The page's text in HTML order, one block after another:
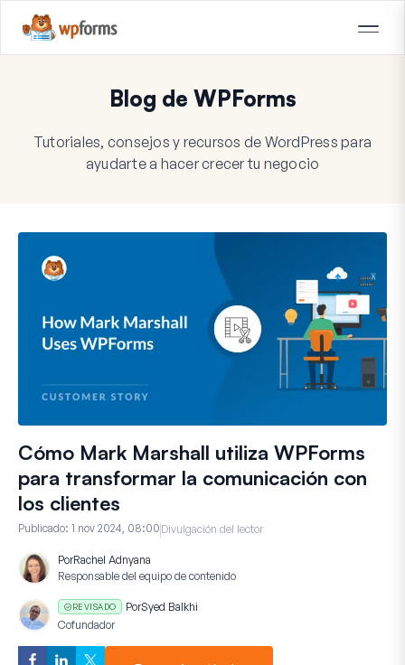
Blog de WPForms
Tutoriales, consejos y recursos de WordPress para
ayudarte a hacer crecer tu negocio
Cómo Mark Marshall utiliza WPForms
para transformar la comunicación con
los clientes
Publicado: 1 nov 2024, 08:00 Divulgación del lector
PorRachel Adnyana
Responsable del equipo de contenido
REVISADO PorSyed Balkhi
Cofundador